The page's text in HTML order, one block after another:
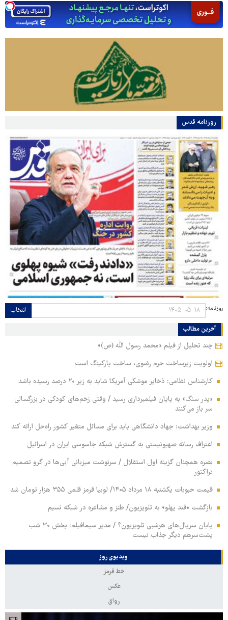
روزنامه قدس
روزنامه: انتخاب
آخرین مطالب
چند تحلیل از فیلم «محمد رسول الله (ص)»
اولویت زیرساخت حرم رضوی، ساخت پارکینگ است
کارشناس نظامی: ذخایر موشکی آمریکا شاید به زیر ۲۰ درصد رسیده باشد
«پدر سنگ» به پایان فیلمبرداری رسید / وقتی زخم‌های کودکی در بزرگسالی
سر باز می‌کنند
وزیر بهداشت: جهاد دانشگاهی باید برای مسائل متغیر کشور راه‌حل ارائه کند
اعتراف رسانه صهیونیستی به گسترش شبکه جاسوسی ایران در اسرائیل
بصره همچنان گزینه اول استقلال / سرنوشت میزبانی آبی‌ها در گرو تصمیم
تراکتور
قیمت حبوبات یکشنبه ۱۸ مرداد ۱۴۰۵/ لوبیا قرمز قلمی ۳۵۵ هزار تومان شد
بازگشت «قند پهلو» به تلویزیون/ طنز و مشاعره در شبکه نسیم
پایان سریال‌های هرشبی تلویزیون؟ / مدیر سیمافیلم: پخش ۳۰ شب
پشت‌سرهم دیگر جذاب نیست
ویدیوی روز
خط قرمز
عکس
رواق